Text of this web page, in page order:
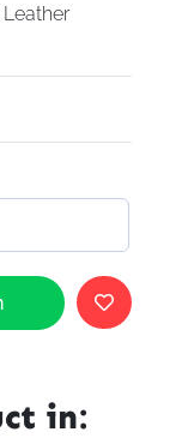
Leather
in: